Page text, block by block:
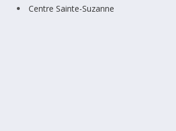
Centre Sainte-Suzanne